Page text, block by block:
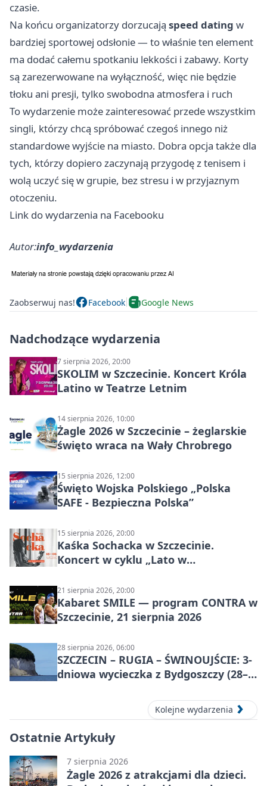
czasie.
Na końcu organizatorzy dorzucają speed dating w
bardziej sportowej odsłonie — to właśnie ten element
ma dodać całemu spotkaniu lekkości i zabawy. Korty
są zarezerwowane na wyłączność, więc nie będzie
tłoku ani presji, tylko swobodna atmosfera i ruch
To wydarzenie może zainteresować przede wszystkim
singli, którzy chcą spróbować czegoś innego niż
standardowe wyjście na miasto. Dobra opcja także dla
tych, którzy dopiero zaczynają przygodę z tenisem i
wolą uczyć się w grupie, bez stresu i w przyjaznym
otoczeniu.
Link do wydarzenia na Facebooku
Autor:info_wydarzenia
Zaobserwuj nas! Facebook Google News
Nadchodzące wydarzenia
7 sierpnia 2026, 20:00
SKOLIM w Szczecinie. Koncert Króla
Latino w Teatrze Letnim
14 sierpnia 2026, 10:00
Żagle 2026 w Szczecinie – żeglarskie
święto wraca na Wały Chrobrego
15 sierpnia 2026, 12:00
Święto Wojska Polskiego „Polska
SAFE - Bezpieczna Polska”
15 sierpnia 2026, 20:00
Kaśka Sochacka w Szczecinie.
Koncert w cyklu „Lato w
21 sierpnia 2026, 20:00
Kabaret SMILE — program CONTRA w
Szczecinie, 21 sierpnia 2026
28 sierpnia 2026, 06:00
SZCZECIN – RUGIA – ŚWINOUJŚCIE: 3-
dniowa wycieczka z Bydgoszczy (28–
Kolejne wydarzenia
Ostatnie Artykuły
7 sierpnia 2026
Żagle 2026 z atrakcjami dla dzieci.